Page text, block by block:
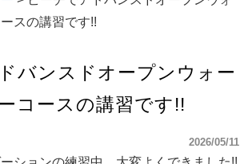
スの講習です!!
バンスドオープンウォー
コースの講習です!!
2026/05/11